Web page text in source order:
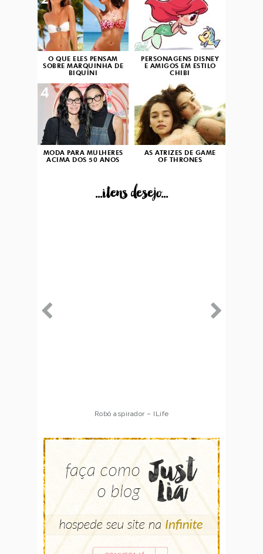
O QUE ELES PENSAM
SOBRE MARQUINHA DE
BIQUÍNI
PERSONAGENS DISNEY
E AMIGOS EM ESTILO
CHIBI
MODA PARA MULHERES
ACIMA DOS 50 ANOS
4
AS ATRIZES DE GAME
OF THRONES
...itens desejo...
Robô aspirador – ILife